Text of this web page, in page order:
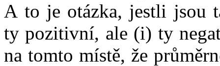
A to je otázka, jestli jsou
ty pozitivní, ale (i) ty
na tomto místě, že